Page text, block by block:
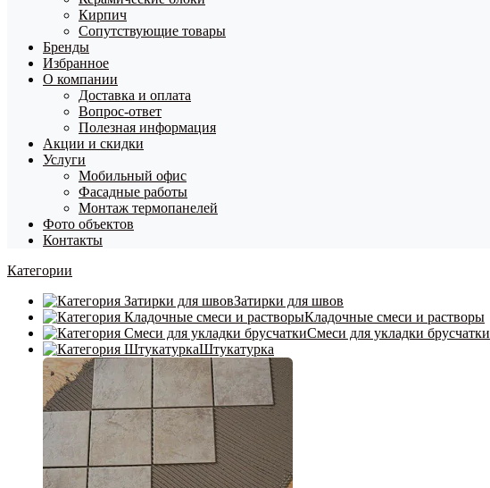
Кирпич
Сопутствующие товары
Бренды
Избранное
О компании
Доставка и оплата
Вопрос-ответ
Полезная информация
Акции и скидки
Услуги
Мобильный офис
Фасадные работы
Монтаж термопанелей
Фото объектов
Контакты
Категории
Затирки для швов
Кладочные смеси и растворы
Смеси для укладки брусчатки
Штукатурка